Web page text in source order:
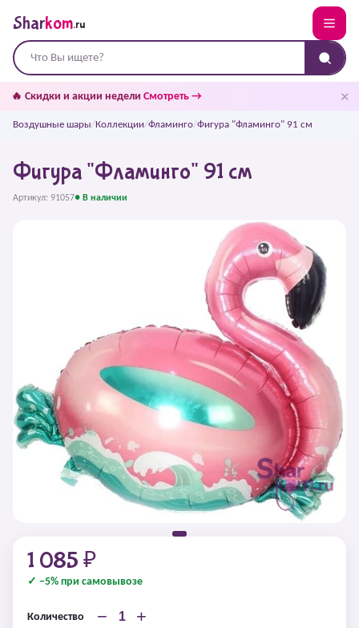
Sharkom.ru
🔥 Скидки и акции недели Смотреть → ✕
Воздушные шары/Коллекции/Фламинго/Фигура "Фламинго" 91 см
Фигура "Фламинго" 91 см
Артикул: 91057● В наличии
1 085 ₽
✓ −5% при самовывозе
Количество − +